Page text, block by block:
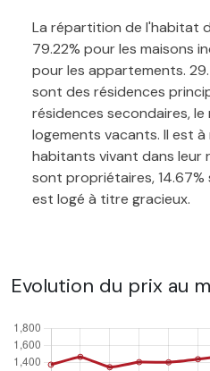
La répartition de l'habitat
79.22% pour les maisons
pour les appartements.
sont des résidences
résidences secondaires,
logements vacants. Il est
habitants vivant dans leur
sont propriétaires,
est logé à titre gracieux.
Evolution du prix au